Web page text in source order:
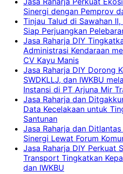
Sinergi dengan Pemprov
Tinjau Talud di Sawahan
Siap Perjuangkan
Jasa Raharja DIY
Administrasi Kendaraan
CV Kayu Manis
Jasa Raharja DIY Dorong
SWDKLLJ, dan IWKBU
Instansi di PT Arjuna Mir
Jasa Raharja dan
Data Kecelakaan untuk
Santunan
Jasa Raharja dan
Sinergi Lewat Forum
Jasa Raharja DIY Perkuat
Transport Tingkatkan
dan IWKBU